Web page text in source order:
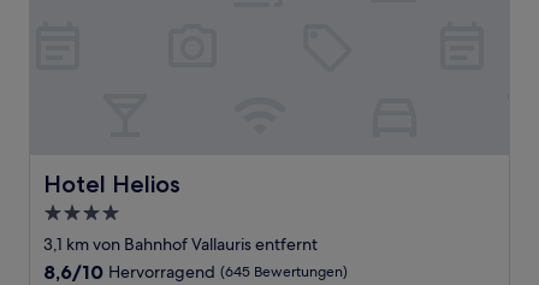
Hotel Helios
Hotel Helios
4.0-
Sterne-
Unterkunft
3,1 km von Bahnhof Vallauris entfernt
8.6
8,6/10 Hervorragend (645 Bewertungen)